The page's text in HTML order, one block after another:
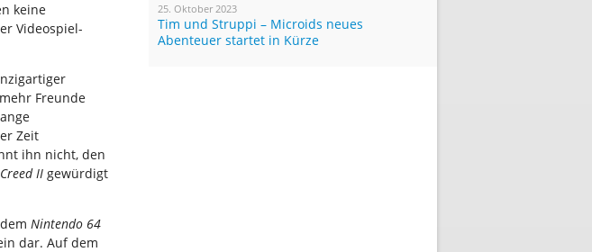
keine
Videospiel-
Freunde
Zeit
ihn nicht, den
II gewürdigt
Nintendo 64
dar. Auf dem
25. Oktober 2023
Tim und Struppi – Microids neues
Abenteuer startet in Kürze